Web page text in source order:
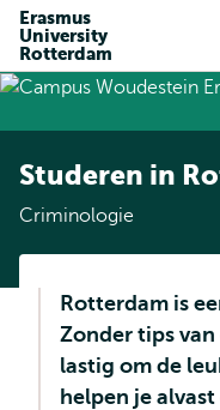
Erasmus
University
Rotterdam
Studeren in
Criminologie
Rotterdam is
Zonder tips
lastig om de
helpen je